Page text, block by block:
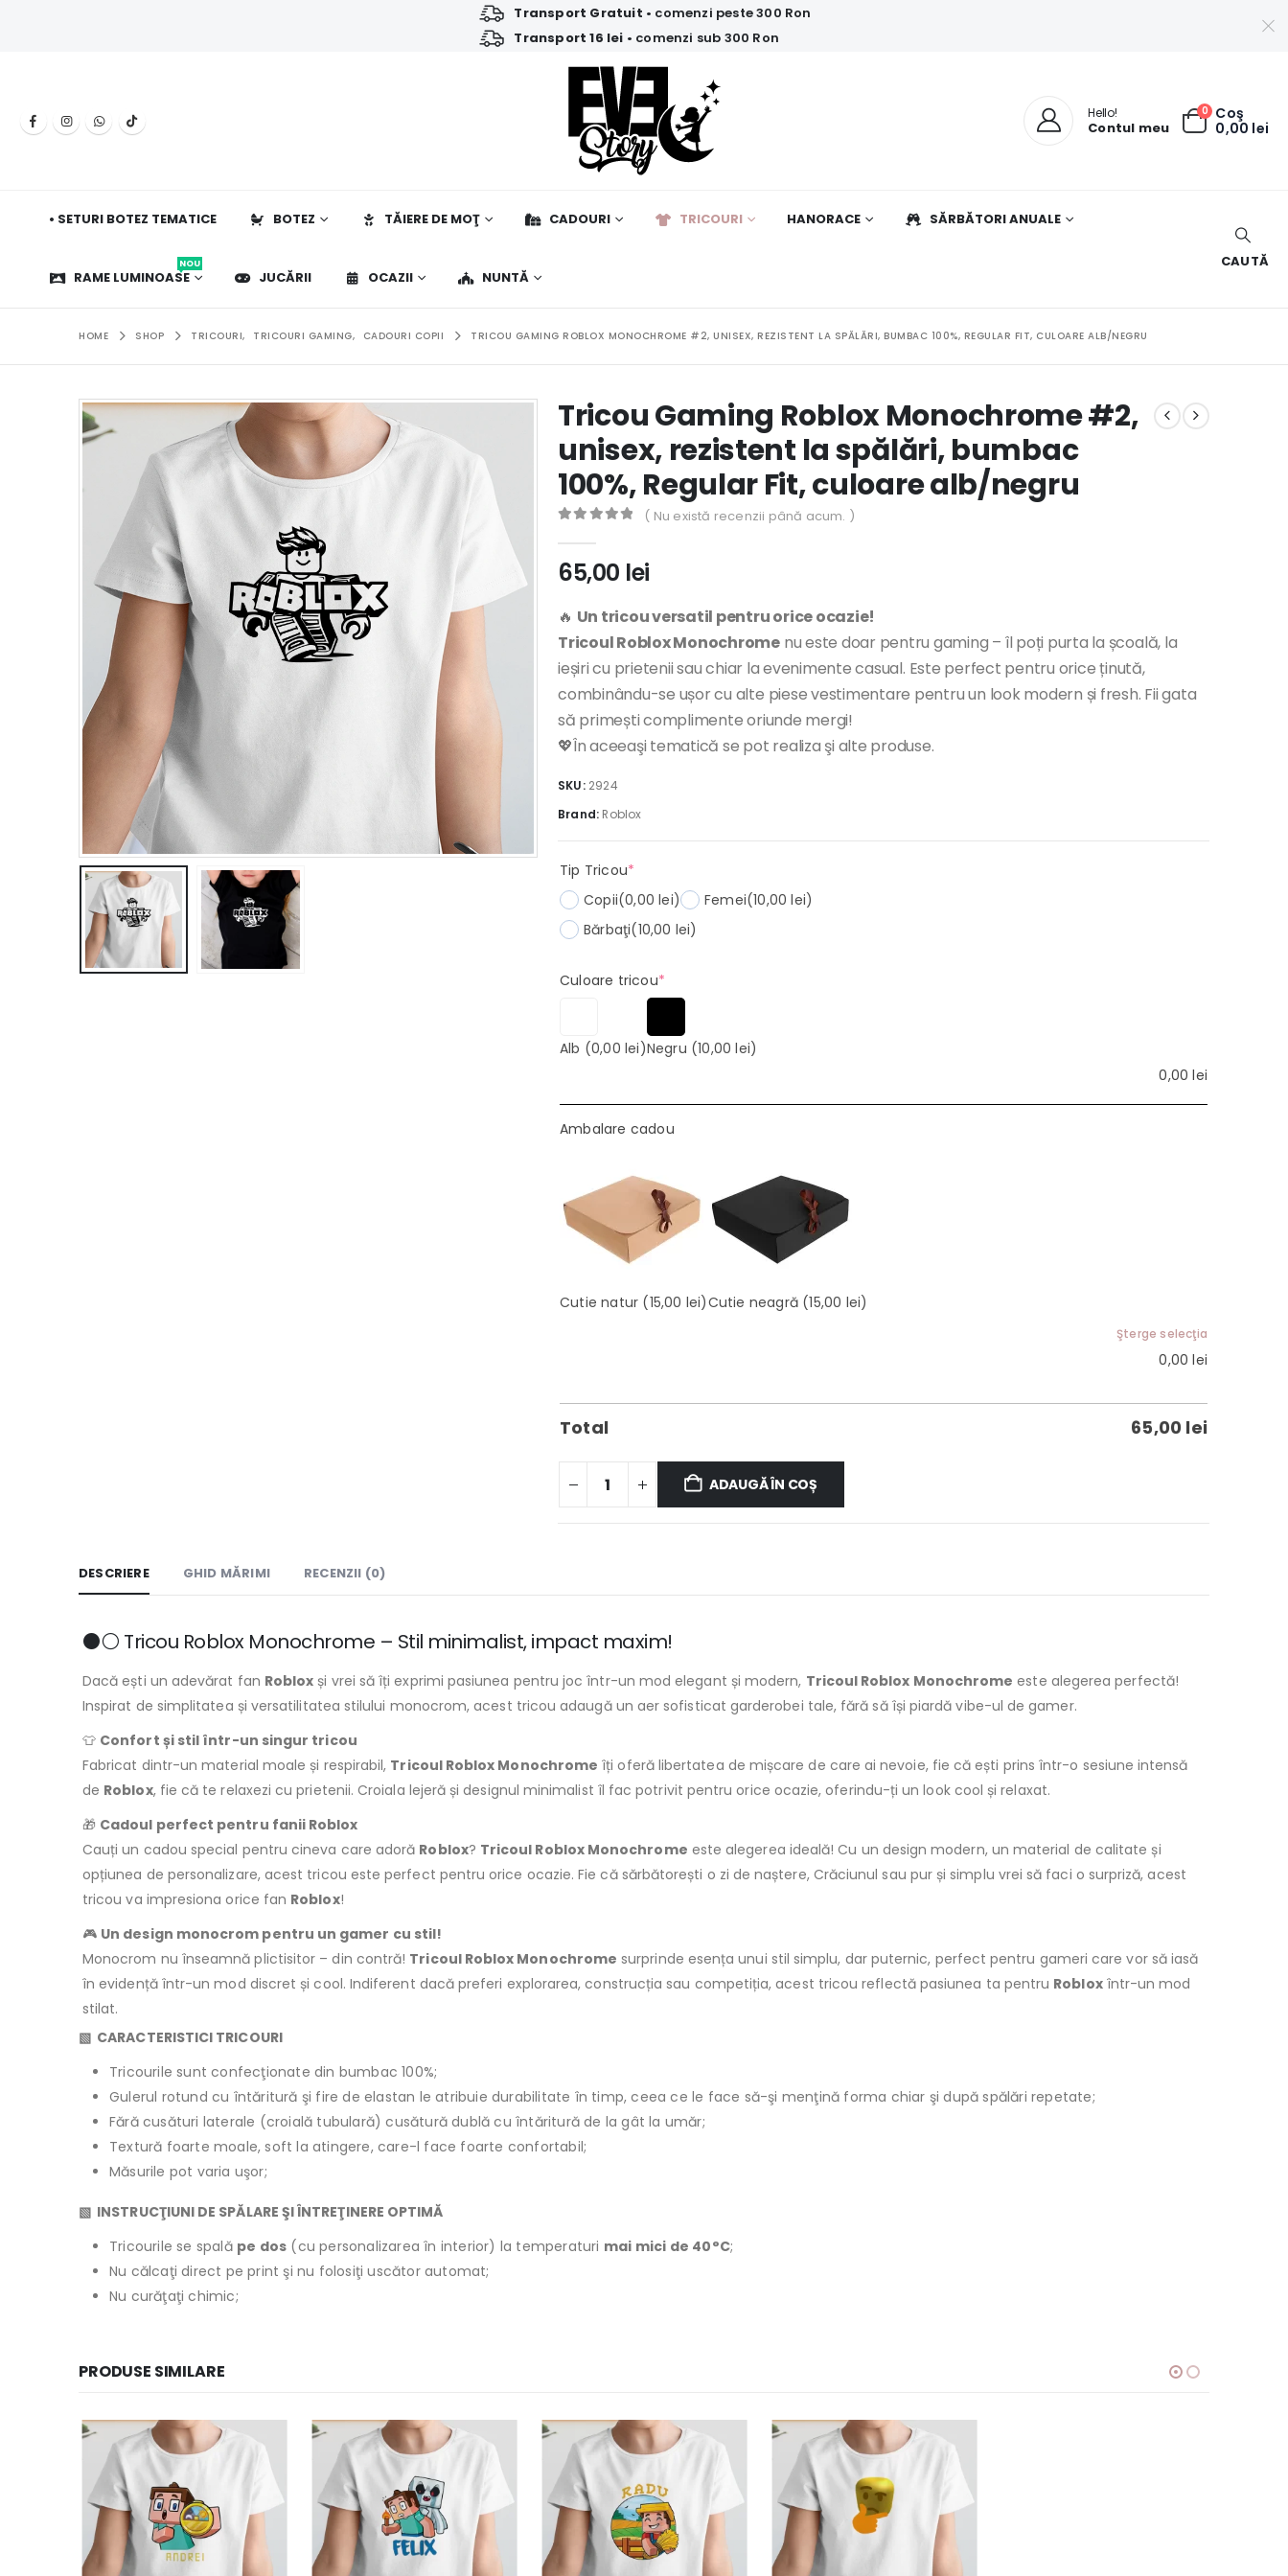
Transport Gratuit • comenzi peste 300 Ron
Transport 16 lei • comenzi sub 300 Ron
Hello!
Contul meu
0 Coş
0,00 lei
• SETURI BOTEZ TEMATICE BOTEZ TĂIERE DE MOŢ CADOURI TRICOURI HANORACE SĂRBĂTORI ANUALE
RAME LUMINOASE
NOU
JUCĂRII OCAZII NUNTĂ
CAUTĂ
HOME SHOP TRICOURI, TRICOURI GAMING, CADOURI COPII TRICOU GAMING ROBLOX MONOCHROME #2, UNISEX, REZISTENT LA SPĂLĂRI, BUMBAC 100%, REGULAR FIT, CULOARE ALB/NEGRU
Tricou Gaming Roblox Monochrome #2,
unisex, rezistent la spălări, bumbac
100%, Regular Fit, culoare alb/negru
( Nu există recenzii până acum. )
65,00 lei
🔥 Un tricou versatil pentru orice ocazie!
Tricoul Roblox Monochrome nu este doar pentru gaming – îl poți purta la școală, la
ieșiri cu prietenii sau chiar la evenimente casual. Este perfect pentru orice ținută,
combinându-se ușor cu alte piese vestimentare pentru un look modern și fresh. Fii gata
să primești complimente oriunde mergi!
💖În aceeaşi tematică se pot realiza şi alte produse.
SKU: 2924
Brand: Roblox
Tip Tricou*
Copii(0,00 lei) Femei(10,00 lei)
Bărbaţi(10,00 lei)
Culoare tricou*(required)
Alb (0,00 lei)Negru (10,00 lei)
0,00lei
Ambalare cadou
Cutie natur (15,00 lei)Cutie neagră (15,00 lei)
Şterge selecţia
0,00lei
Total 65,00 lei
ADAUGĂ ÎN COȘ
DESCRIERE GHID MĂRIMI RECENZII (0)
⚫⚪ Tricou Roblox Monochrome – Stil minimalist, impact maxim!
Dacă ești un adevărat fan Roblox și vrei să îți exprimi pasiunea pentru joc într-un mod elegant și modern, Tricoul Roblox Monochrome este alegerea perfectă!
Inspirat de simplitatea și versatilitatea stilului monocrom, acest tricou adaugă un aer sofisticat garderobei tale, fără să își piardă vibe-ul de gamer.
👕 Confort și stil într-un singur tricou
Fabricat dintr-un material moale și respirabil, Tricoul Roblox Monochrome îți oferă libertatea de mișcare de care ai nevoie, fie că ești prins într-o sesiune intensă
de Roblox, fie că te relaxezi cu prietenii. Croiala lejeră și designul minimalist îl fac potrivit pentru orice ocazie, oferindu-ți un look cool și relaxat.
🎁 Cadoul perfect pentru fanii Roblox
Cauți un cadou special pentru cineva care adoră Roblox? Tricoul Roblox Monochrome este alegerea ideală! Cu un design modern, un material de calitate și
opțiunea de personalizare, acest tricou este perfect pentru orice ocazie. Fie că sărbătorești o zi de naștere, Crăciunul sau pur și simplu vrei să faci o surpriză, acest
tricou va impresiona orice fan Roblox!
🎮 Un design monocrom pentru un gamer cu stil!
Monocrom nu înseamnă plictisitor – din contră! Tricoul Roblox Monochrome surprinde esența unui stil simplu, dar puternic, perfect pentru gameri care vor să iasă
în evidență într-un mod discret și cool. Indiferent dacă preferi explorarea, construcția sau competiția, acest tricou reflectă pasiunea ta pentru Robloxîntr-un mod
stilat.
▧ CARACTERISTICI TRICOURI
Tricourile sunt confecţionate din bumbac 100%;
Gulerul rotund cu întăritură şi fire de elastan le atribuie durabilitate în timp, ceea ce le face să-şi menţină forma chiar şi după spălări repetate;
Fără cusături laterale (croială tubulară) cusătură dublă cu întăritură de la gât la umăr;
Textură foarte moale, soft la atingere, care-l face foarte confortabil;
Măsurile pot varia uşor;
▧ INSTRUCŢIUNI DE SPĂLARE ŞI ÎNTREŢINERE OPTIMĂ
Tricourile se spală pe dos (cu personalizarea în interior) la temperaturi mai mici de 40°C;
Nu călcaţi direct pe print şi nu folosiţi uscător automat;
Nu curăţaţi chimic;
PRODUSE SIMILARE